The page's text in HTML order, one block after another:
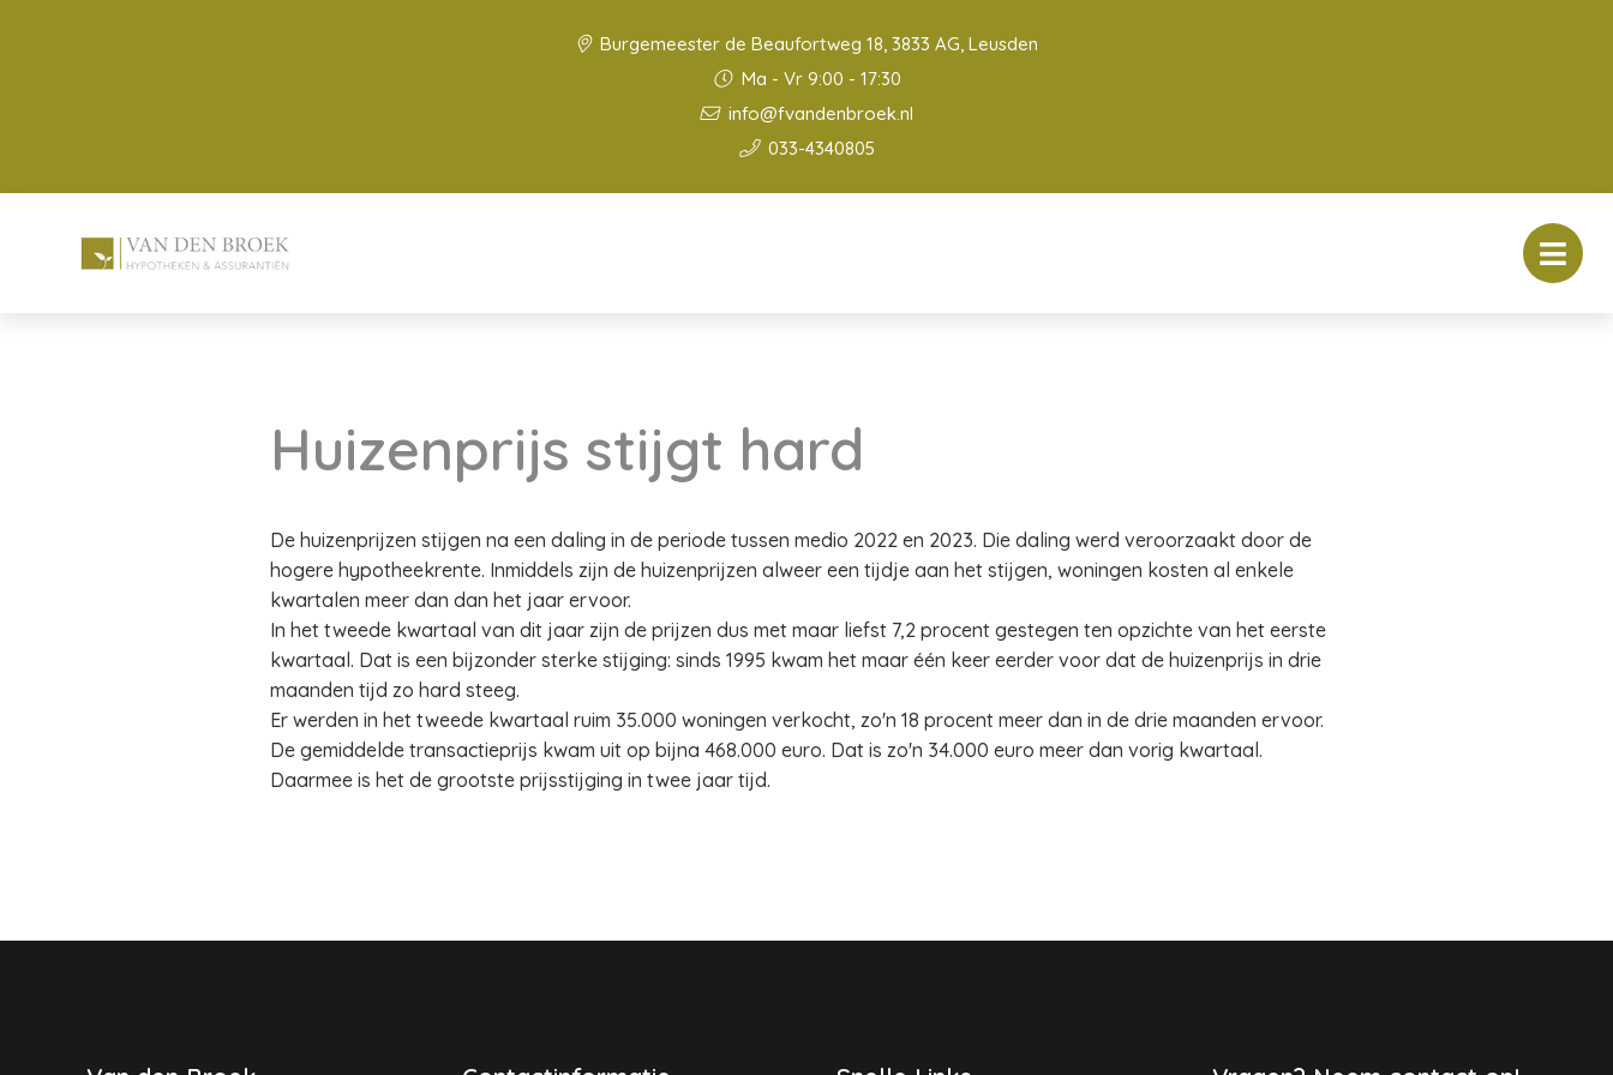
Burgemeester de Beaufortweg 18, 3833 AG, Leusden
Ma - Vr 9:00 - 17:30
info@fvandenbroek.nl
033-4340805
Huizenprijs stijgt hard
De huizenprijzen stijgen na een daling in de periode tussen medio 2022 en 2023. Die daling werd veroorzaakt door de
hogere hypotheekrente. Inmiddels zijn de huizenprijzen alweer een tijdje aan het stijgen, woningen kosten al enkele
kwartalen meer dan dan het jaar ervoor.
In het tweede kwartaal van dit jaar zijn de prijzen dus met maar liefst 7,2 procent gestegen ten opzichte van het eerste
kwartaal. Dat is een bijzonder sterke stijging: sinds 1995 kwam het maar één keer eerder voor dat de huizenprijs in drie
maanden tijd zo hard steeg.
Er werden in het tweede kwartaal ruim 35.000 woningen verkocht, zo'n 18 procent meer dan in de drie maanden ervoor.
De gemiddelde transactieprijs kwam uit op bijna 468.000 euro. Dat is zo'n 34.000 euro meer dan vorig kwartaal.
Daarmee is het de grootste prijsstijging in twee jaar tijd.